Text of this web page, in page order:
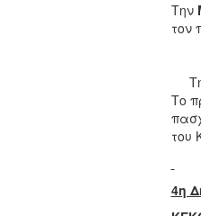
Την
τον
Το
του
4η